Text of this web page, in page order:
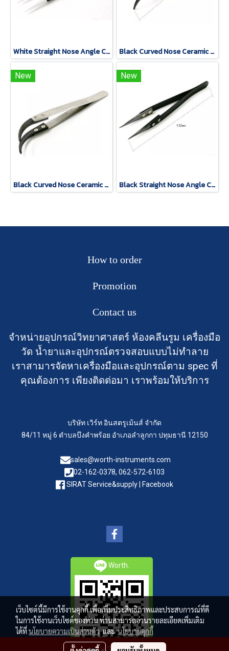
White Straight Nose Angle Ceramic tip Tweezer Black Curved Nose Ceramic tip Tweezer
New
Black Curved Nose Ceramic tip Tweezer
New
Black Straight Nose Angle Ceramic tip Tweezer
How to order
Promotion
Contact us
จำหน่ายอุปกรณ์วิทยาศาสตร์ ห้องคลีนรูม เครื่องมือ
วัด น้ำยาและอุปกรณ์ตรวจสอบแบบไม่ทำลาย
เราสามารจัดหาเครื่องมือและอุปกรณ์ตาม spec ที่
คุณต้องการ เพียงติดต่อมา เราพร้อมให้บริการ
บริษัท เวิร์ท อินสตรูเม้นส์ จำกัด
84/11 หมู่ 6 ตำบลบึงคำพร้อย อำเภอลำลูกกา ปทุมธานี 12150
sales@worth-instruments.com
02-162-0378, 062-572-6103
SIRAT Service&supply | Facebook
Worth.
เว็บไซต์นี้มีการใช้งานคุกกี้ เพื่อเพิ่มประสิทธิภาพและประสบการณ์ที่ดี
ในการใช้งานเว็บไซต์ของท่าน ท่านสามารถอ่านรายละเอียดเพิ่มเติม
ได้ที่นโยบายความเป็นส่วนตัวและนโยบายคุกกี้